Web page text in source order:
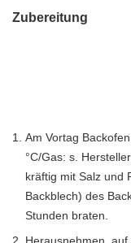
Zubereitung
Am Vortag
°C/Gas: s.
kräftig mit Salz und
Backblech) des
Stunden braten.